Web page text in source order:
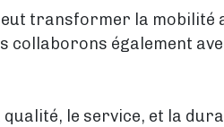
transformer la mobilité
également
le service, et la